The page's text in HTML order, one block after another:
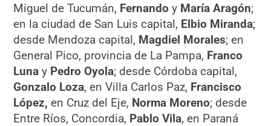
Miguel de Tucumán, Fernandoy María Aragón;
en la ciudad de San Luis capital, Elbio Miranda;
desde Mendoza capital, Magdiel Morales; en
General Pico, provincia de La Pampa, Franco
Lunay Pedro Oyola; desde Córdoba capital,
Gonzalo Loza, en Villa Carlos Paz, Francisco
López, en Cruz del Eje, Norma Moreno; desde
Entre Ríos, Concordia, Pablo Vila, en Paraná